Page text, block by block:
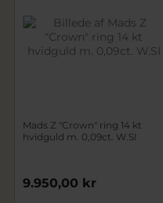
Mads Z "Crown" ring 14 kt
hvidguld m. 0,09ct. W.SI
9.950,00 kr